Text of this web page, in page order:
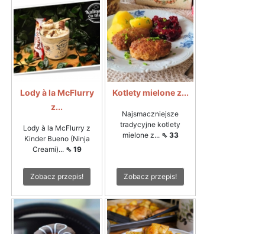
Lody à la McFlurry
z...
Lody à la McFlurry z
Kinder Bueno (Ninja
Creami)... ⇖ 19
Zobacz przepis!
Kotlety mielone z...
Najsmaczniejsze
tradycyjne kotlety
mielone z... ⇖ 33
Zobacz przepis!